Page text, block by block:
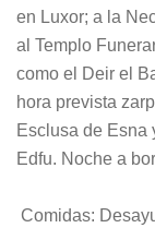
en Luxor; a la
al Templo
como el Deir el
hora prevista
Esclusa de Esna
Edfu. Noche a
Comidas: